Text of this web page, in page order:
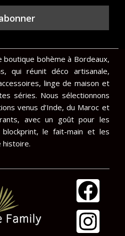
boutique bohème à Bordeaux,
qui réunit déco artisanale,
linge de maison et
séries. Nous sélectionnons
venus d’Inde, du Maroc et
avec un goût pour les
le fait-main et les
histoire.
F
a
c
I
n
s